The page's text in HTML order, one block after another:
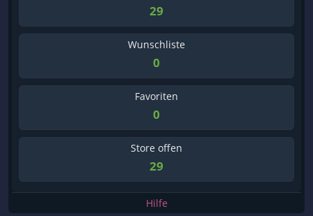
29
Wunschliste
0
Favoriten
0
Store offen
29
Hilfe